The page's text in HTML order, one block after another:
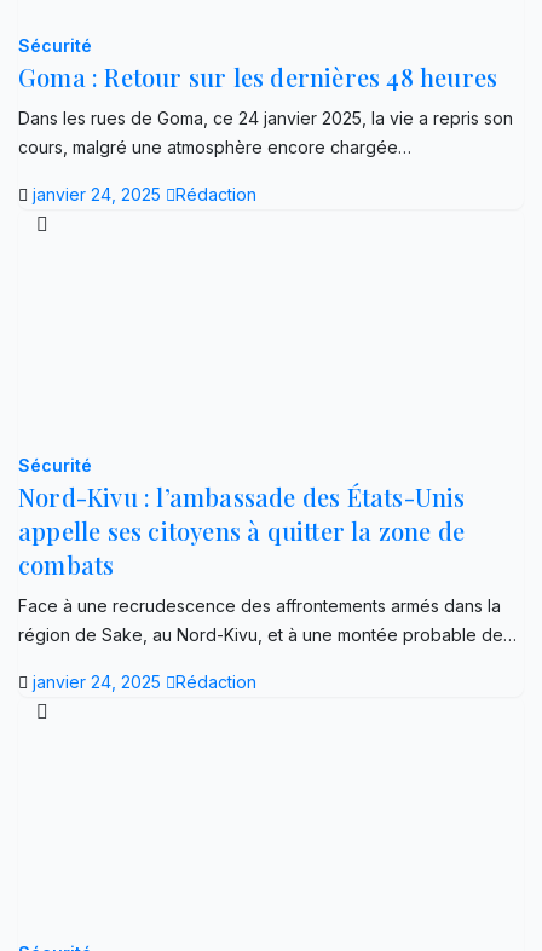
Sécurité
Goma : Retour sur les dernières 48 heures
Dans les rues de Goma, ce 24 janvier 2025, la vie a repris son
cours, malgré une atmosphère encore chargée…
janvier 24, 2025 Rédaction
Sécurité
Nord-Kivu : l’ambassade des États-Unis
appelle ses citoyens à quitter la zone de
combats
Face à une recrudescence des affrontements armés dans la
région de Sake, au Nord-Kivu, et à une montée probable de…
janvier 24, 2025 Rédaction